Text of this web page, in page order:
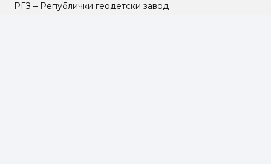
РГЗ – Републички геодетски завод